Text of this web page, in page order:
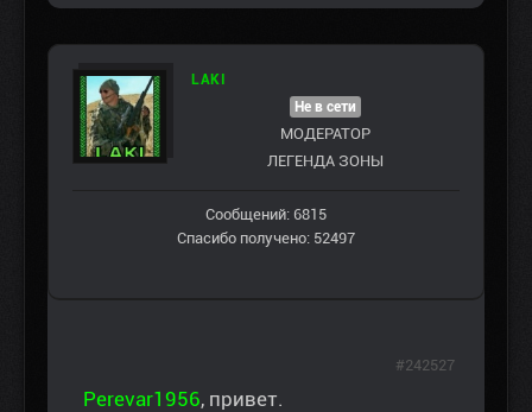
LAKI
Не в сети
МОДЕРАТОР
ЛЕГЕНДА ЗОНЫ
Сообщений: 6815
Спасибо получено: 52497
Perevar1956, привет.
#242527